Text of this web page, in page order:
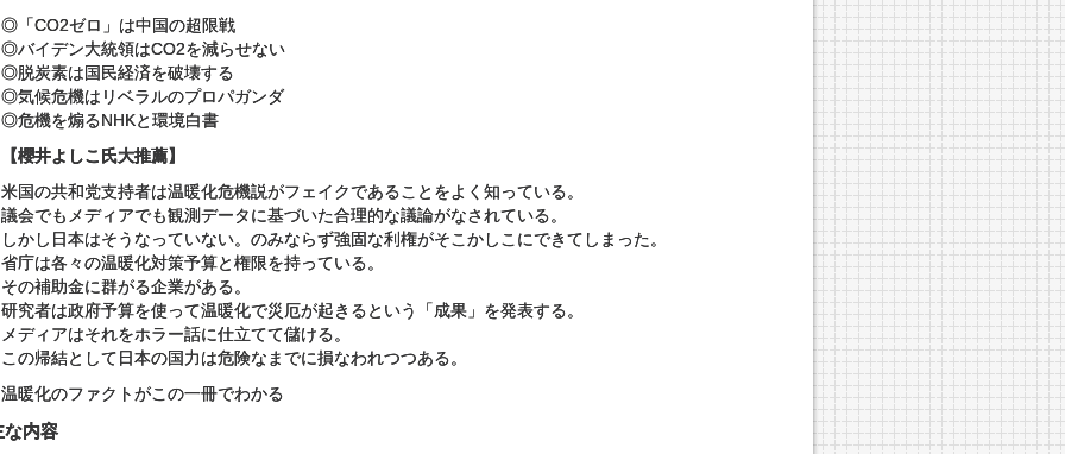
◎「CO2ゼロ」は中国の超限戦
◎バイデン大統領はCO2を減らせない
◎脱炭素は国民経済を破壊する
◎気候危機はリベラルのプロパガンダ
◎危機を煽るNHKと環境白書
【櫻井よしこ氏大推薦】
米国の共和党支持者は温暖化危機説がフェイクであることをよく知っている。
議会でもメディアでも観測データに基づいた合理的な議論がなされている。
しかし日本はそうなっていない。のみならず強固な利権がそこかしこにできてしまった。
省庁は各々の温暖化対策予算と権限を持っている。
その補助金に群がる企業がある。
研究者は政府予算を使って温暖化で災厄が起きるという「成果」を発表する。
メディアはそれをホラー話に仕立てて儲ける。
この帰結として日本の国力は危険なまでに損なわれつつある。
温暖化のファクトがこの一冊でわかる
な内容